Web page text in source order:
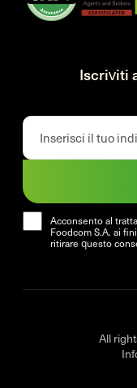
Iscriviti
Acconsento al
Foodcom S.A. ai
ritirare questo
All